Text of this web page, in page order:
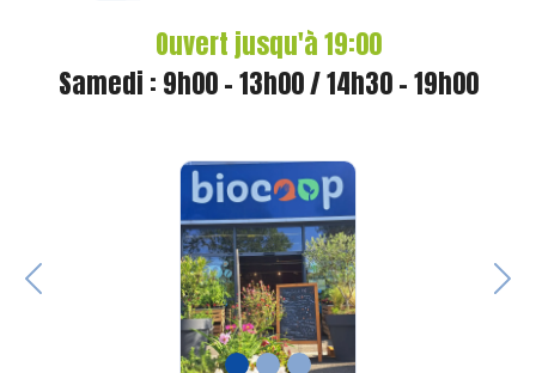
Ouvert jusqu'à 19:00
Samedi : 9h00 - 13h00 / 14h30 - 19h00
Previous